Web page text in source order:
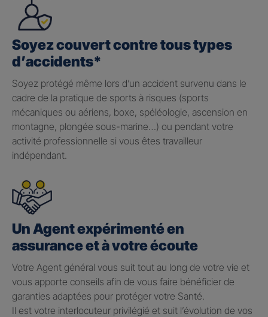
Soyez couvert contre tous types
d’accidents*
Soyez protégé même lors d’un accident survenu dans le
cadre de la pratique de sports à risques (sports
mécaniques ou aériens, boxe, spéléologie, ascension en
montagne, plongée sous-marine…) ou pendant votre
activité professionnelle si vous êtes travailleur
indépendant.
Un Agent expérimenté en
assurance et à votre écoute
Votre Agent général vous suit tout au long de votre vie et
vous apporte conseils afin de vous faire bénéficier de
garanties adaptées pour protéger votre Santé.
Il est votre interlocuteur privilégié et suit l’évolution de vos